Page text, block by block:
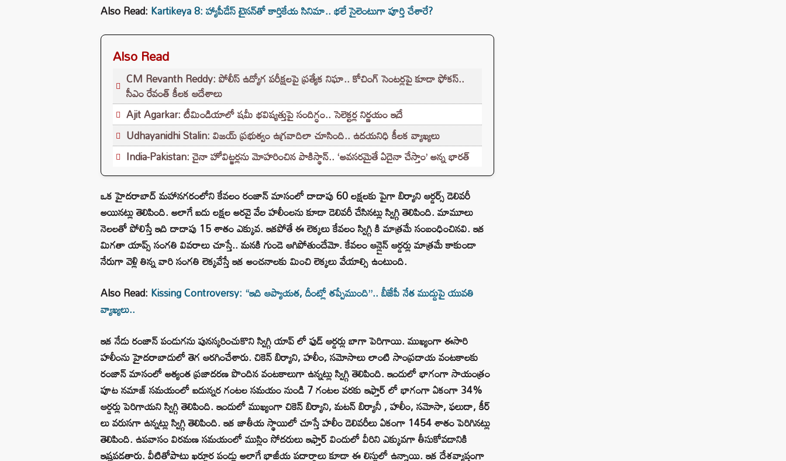
Also Read: Kartikeya 8: హ్యాపీడేస్ టైసన్‌తో కార్తికేయ సినిమా.. భలే సైలెంటుగా పూర్తి చేశారే?
Also Read
CM Revanth Reddy: పోలీస్ ఉద్యోగ పరీక్షలపై ప్రత్యేక నిఘా.. కోచింగ్ సెంటర్లపై కూడా ఫోకస్..
సీఎం రేవంత్ కీలక ఆదేశాలు
Ajit Agarkar: టీమిండియాలో షమీ భవిష్యత్తుపై సందిగ్ధం.. సెలెక్టర్ల నిర్ణయం ఇదే
Udhayanidhi Stalin: విజయ్ ప్రభుత్వం ఉగ్రవాదిలా చూసింది.. ఉదయనిధి కీలక వ్యాఖ్యలు
India-Pakistan: చైనా హోవిట్జర్లను మోహరించిన పాకిస్థాన్.. ‘అవసరమైతే ఏదైనా చేస్తాం’ అన్న భారత్
ఒక హైదరాబాద్ మహానగరంలోని కేవలం రంజాన్ మాసంలో దాదాపు 60 లక్షలకు పైగా బిర్యాని ఆర్డర్స్ డెలివరీ
అయినట్లు తెలిపింది. అలాగే ఐదు లక్షల అరవై వేల హలీంలను కూడా డెలివరీ చేసినట్లు స్విగ్గి తెలిపింది. మామూలు
నెలలతో పోలిస్తే ఇది దాదాపు 15 శాతం ఎక్కువ. ఇకపోతే ఈ లెక్కలు కేవలం స్విగ్గి కి మాత్రమే సంబంధించినవి. ఇక
మిగతా యాప్స్ సంగతి వివరాలు చూస్తే.. మనకి గుండె ఆగిపోతుందేమో. కేవలం ఆన్లైన్ ఆర్డర్లు మాత్రమే కాకుండా
నేరుగా వెళ్లి తిన్న వారి సంగతి లెక్కవేస్తే ఇక అంచనాలకు మించి లెక్కలు వేయాల్సి ఉంటుంది.
Also Read: Kissing Controversy: “ఇది ఆప్యాయత, దీంట్లో తప్పేముంది”.. బీజేపీ నేత ముద్దుపై యువతి
వ్యాఖ్యలు..
ఇక నేడు రంజాన్ పండుగను పునస్కరించుకొని స్విగ్గి యాప్ లో ఫుడ్ ఆర్డర్లు బాగా పెరిగాయి. ముఖ్యంగా ఈసారి
హలీంను హైదరాబాదులో తెగ ఆరగించేశారు. చికెన్ బిర్యాని, హలీం, సమోసాలు లాంటి సాంప్రదాయ వంటకాలకు
రంజాన్ మాసంలో అత్యంత ప్రజాదరణ పొందిన వంటకాలుగా ఉన్నట్లు స్విగ్గి తెలిపింది. ఇందులో భాగంగా సాయంత్రం
పూట నమాజ్ సమయంలో ఐదున్నర గంటల సమయం నుండి 7 గంటల వరకు ఇఫ్తార్ లో భాగంగా ఏకంగా 34%
ఆర్డర్లు పెరిగాయని స్విగ్గి తెలిపింది. ఇందులో ముఖ్యంగా చికెన్ బిర్యాని, మటన్ బిర్యానీ , హలీం, సమోసా, ఫలుదా, కీర్
లు వరుసగా ఉన్నట్లు స్విగ్గి తెలిపింది. ఇక జాతీయ స్థాయిలో చూస్తే హలీం డెలివరీలు ఏకంగా 1454 శాతం పెరిగినట్లు
తెలిపింది. ఉపవాసం విరమణ సమయంలో ముస్లిం సోదరులు ఇఫ్తార్ విందులో వీరిని ఎక్కువగా తీసుకోవడానికి
ఇష్టపడతారు. వీటితోపాటు ఖర్జూర పండ్లు అలాగే భాజీయ పదార్థాలు కూడా ఈ లిస్టులో ఉన్నాయి. ఇక దేశవ్యాప్తంగా